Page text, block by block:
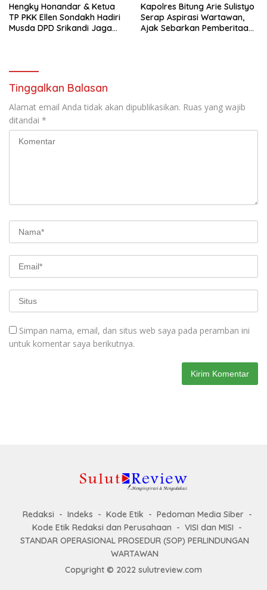
Hengky Honandar & Ketua
TP PKK Ellen Sondakh Hadiri
Musda DPD Srikandi Jaga
Kapolres Bitung Arie Sulistyo
Serap Aspirasi Wartawan,
Ajak Sebarkan Pemberitaan
Tinggalkan Balasan
Alamat email Anda tidak akan dipublikasikan. Ruas yang wajib
ditandai *
Simpan nama, email, dan situs web saya pada peramban ini
untuk komentar saya berikutnya.
Redaksi Indeks Kode Etik
Pedoman Media Siber
Kode Etik Redaksi dan Perusahaan
VISI dan MISI
STANDAR OPERASIONAL PROSEDUR (SOP) PERLINDUNGAN
WARTAWAN
Copyright © 2022 sulutreview.com